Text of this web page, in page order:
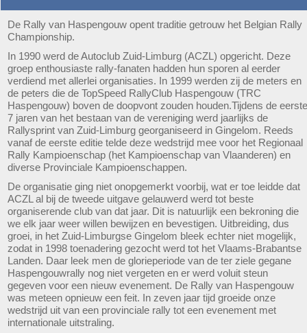
De Rally van Haspengouw opent traditie getrouw het Belgian Rally
Championship.
In 1990 werd de Autoclub Zuid-Limburg (ACZL) opgericht. Deze
groep enthousiaste rally-fanaten hadden hun sporen al eerder
verdiend met allerlei organisaties. In 1999 werden zij de meters en
de peters die de TopSpeed RallyClub Haspengouw (TRC
Haspengouw) boven de doopvont zouden houden.Tijdens de eerste
7 jaren van het bestaan van de vereniging werd jaarlijks de
Rallysprint van Zuid-Limburg georganiseerd in Gingelom. Reeds
vanaf de eerste editie telde deze wedstrijd mee voor het Regionaal
Rally Kampioenschap (het Kampioenschap van Vlaanderen) en
diverse Provinciale Kampioenschappen.
De organisatie ging niet onopgemerkt voorbij, wat er toe leidde dat
ACZL al bij de tweede uitgave gelauwerd werd tot beste
organiserende club van dat jaar. Dit is natuurlijk een bekroning die
we elk jaar weer willen bewijzen en bevestigen. Uitbreiding, dus
groei, in het Zuid-Limburgse Gingelom bleek echter niet mogelijk,
zodat in 1998 toenadering gezocht werd tot het Vlaams-Brabantse
Landen. Daar leek men de glorieperiode van de ter ziele gegane
Haspengouwrally nog niet vergeten en er werd voluit steun
gegeven voor een nieuw evenement. De Rally van Haspengouw
was meteen opnieuw een feit. In zeven jaar tijd groeide onze
wedstrijd uit van een provinciale rally tot een evenement met
internationale uitstraling.